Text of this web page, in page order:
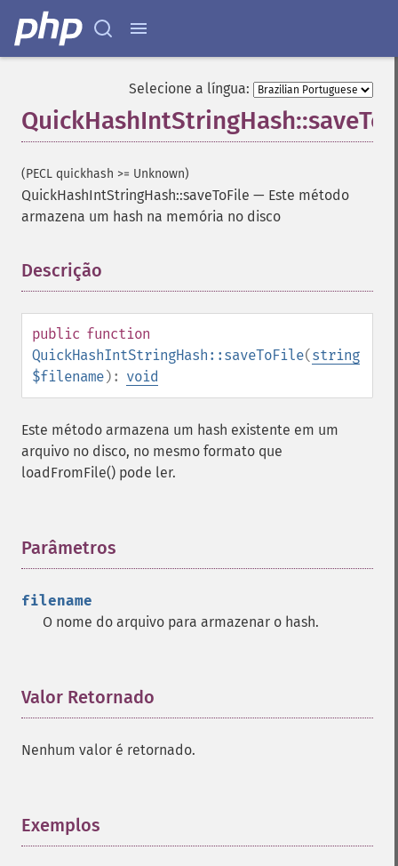
Selecione a língua:
(PECL quickhash >= Unknown)
QuickHashIntStringHash::saveToFile — Este método
armazena um hash na memória no disco
Descrição
public function
QuickHashIntStringHash::saveToFile(string
$filename): void
Este método armazena um hash existente em um
arquivo no disco, no mesmo formato que
loadFromFile() pode ler.
Parâmetros
filename
O nome do arquivo para armazenar o hash.
Valor Retornado
Nenhum valor é retornado.
Exemplos